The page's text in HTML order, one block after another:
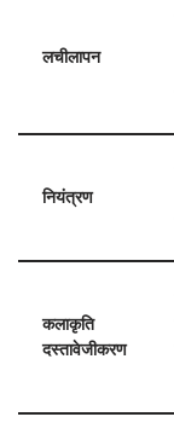
लचीलापन
नियंत्रण
कलाकृति
दस्तावेजीकरण